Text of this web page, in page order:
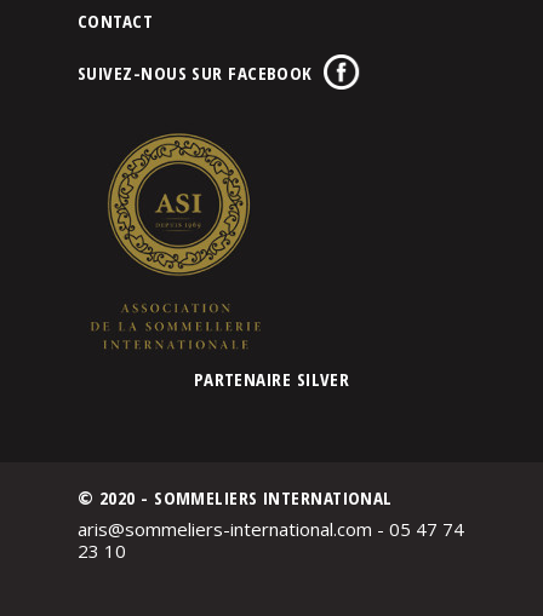
CONTACT
SUIVEZ-NOUS SUR FACEBOOK
PARTENAIRE SILVER
© 2020 - SOMMELIERS INTERNATIONAL
aris@sommeliers-international.com - 05 47 74
23 10